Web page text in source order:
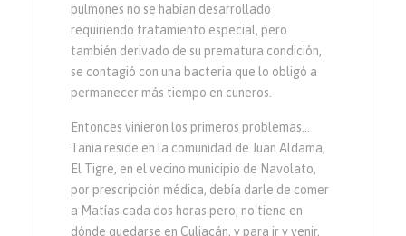
pulmones no se habían desarrollado
requiriendo tratamiento especial, pero
también derivado de su prematura condición,
se contagió con una bacteria que lo obligó a
permanecer más tiempo en cuneros.
Entonces vinieron los primeros problemas…
Tania reside en la comunidad de Juan Aldama,
El Tigre, en el vecino municipio de Navolato,
por prescripción médica, debía darle de comer
a Matías cada dos horas pero, no tiene en
dónde quedarse en Culiacán, y para ir y venir,